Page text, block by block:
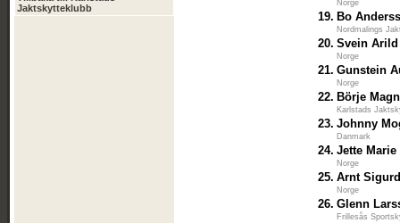
Jaktskytteklubb
Norge
19. Bo
Nordmalings
20. Svein
Norge
21. Gunstein
Norge
22. Börje
Karlstads
23. Johnny
Danmark
24. Jette
Norge
25. Arnt
Norge
26. Glenn
Frillesås